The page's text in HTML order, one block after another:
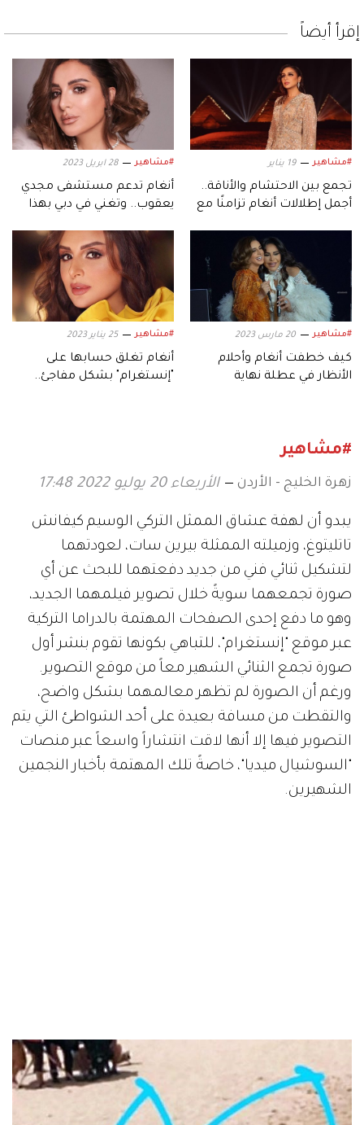
إقرأ أيضاً
#مشاهير 19 يناير
تجمع بين الاحتشام والأناقة..
أجمل إطلالات أنغام تزامنًا مع
#مشاهير 28 ابريل 2023
أنغام تدعم مستشفى مجدي
يعقوب.. وتغني في دبي بهذا
#مشاهير 20 مارس 2023
كيف خطفت أنغام وأحلام
الأنظار في عطلة نهاية
#مشاهير 25 يناير 2023
أنغام تغلق حسابها على
"إنستغرام" بشكل مفاجئ..
#مشاهير
زهرة الخليج - الأردن الأربعاء 20 يوليو 2022 17:48
يبدو أن لهفة عشاق الممثل التركي الوسيم كيفانش
تاتليتوغ، وزميلته الممثلة بيرين سات، لعودتهما
لتشكيل ثنائي فني من جديد دفعتهما للبحث عن أي
صورة تجمعهما سويةً خلال تصوير فيلمهما الجديد،
وهو ما دفع إحدى الصفحات المهتمة بالدراما التركية
عبر موقع "إنستغرام"، للتباهي بكونها تقوم بنشر أول
صورة تجمع الثنائي الشهير معاً من موقع التصوير.
ورغم أن الصورة لم تظهر معالمهما بشكل واضح،
والتقطت من مسافة بعيدة على أحد الشواطئ التي يتم
التصوير فيها إلا أنها لاقت انتشاراً واسعاً عبر منصات
"السوشيال ميديا"، خاصةً تلك المهتمة بأخبار النجمين
الشهيرين.